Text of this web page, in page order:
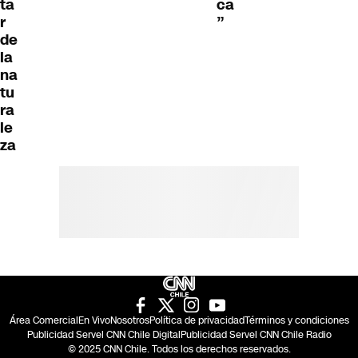
ta
r
de
la
na
tu
ra
le
za
ca
”
Área ComercialEn VivoNosotrosPolítica de privacidadTérminos y condiciones
Publicidad Servel CNN Chile DigitalPublicidad Servel CNN Chile Radio
© 2025 CNN Chile. Todos los derechos reservados.